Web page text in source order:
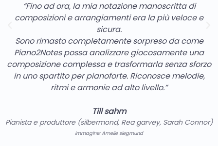
“Fino ad ora, la mia notazione manoscritta di
composizioni e arrangiamenti era la più veloce e
sicura.
Sono rimasto completamente sorpreso da come
Piano2Notes possa analizzare giocosamente una
composizione complessa e trasformarla senza sforzo
in uno spartito per pianoforte. Riconosce melodie,
ritmi e armonie ad alto livello.”
Till sahm
Pianista e produttore (silbermond, Rea garvey, Sarah Connor)
immagine: Amelie siegmund